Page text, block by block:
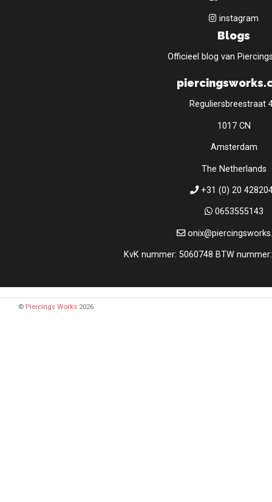
instagram
Blogs
Officieel blog van
Reguliersbreestraat
1017 CN
Amsterdam
The Netherlands
+31 (0) 20
0653555143
KvK nummer: 5060748 BTW
© Piercings Works 2026